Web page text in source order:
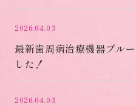
2026.04.03
最新歯周病治療機器ブル
した！
2026.04.03